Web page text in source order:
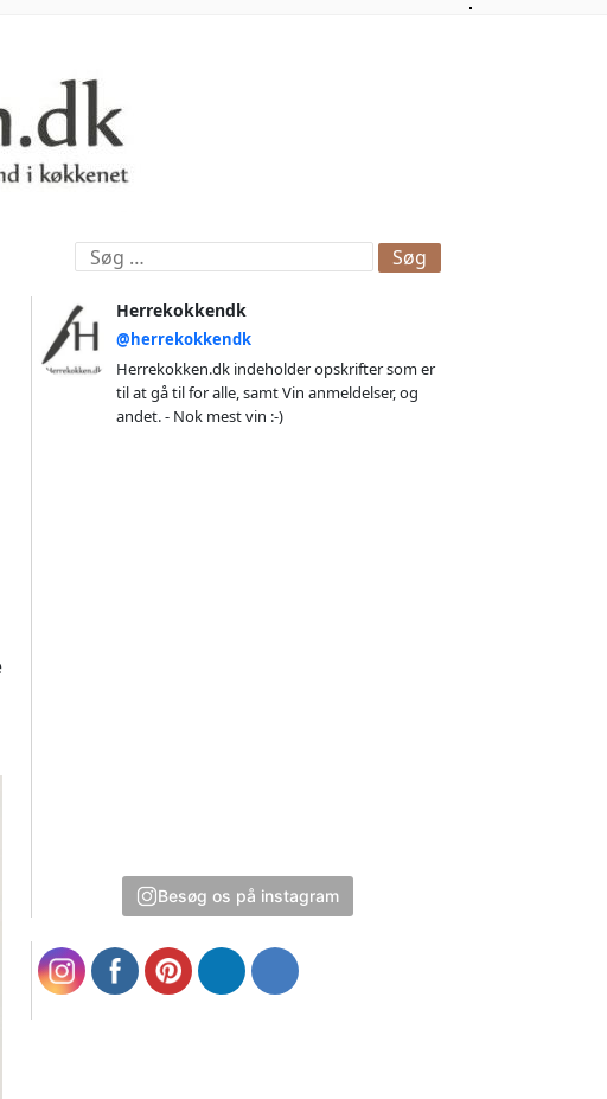
Herrekokkendk
@herrekokkendk
Herrekokken.dk indeholder opskrifter som er
til at gå til for alle, samt Vin anmeldelser, og
andet. - Nok mest vin :-)
Besøg os på instagram